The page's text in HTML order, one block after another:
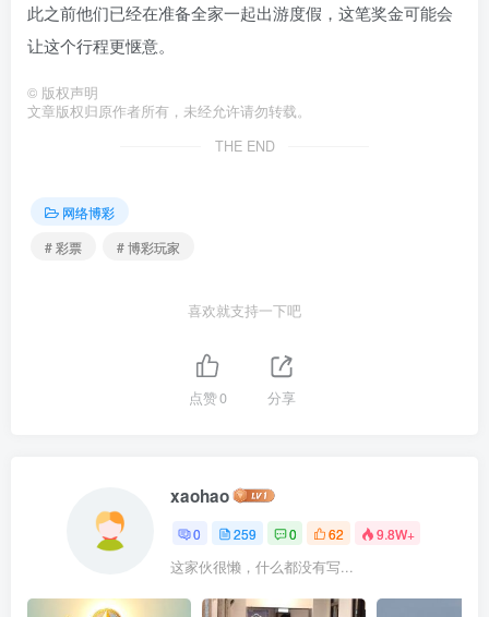
此之前他们已经在准备全家一起出游度假，这笔奖金可能会
让这个行程更惬意。
© 版权声明
文章版权归原作者所有，未经允许请勿转载。
THE END
网络博彩
# 彩票
# 博彩玩家
喜欢就支持一下吧
点赞0 分享
xaohao
0 259 0 62 9.8W+
这家伙很懒，什么都没有写...